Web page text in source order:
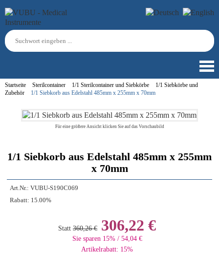
Startseite Sterilcontainer 1/1 Sterilcontainer und Siebkörbe
1/1 Siebkörbe und
Zubehör
1/1 Siebkorb aus Edelstahl 485mm x 255mm x 70mm
Für eine größere Ansicht klicken Sie auf das Vorschaubild
1/1 Siebkorb aus Edelstahl 485mm x 255mm
x 70mm
Art.Nr.: VUBU-S190C069
Rabatt: 15.00%
Statt 360,26 € 306,22 €
Sie sparen 15% / 54,04 €
Artikelrabatt: 15%